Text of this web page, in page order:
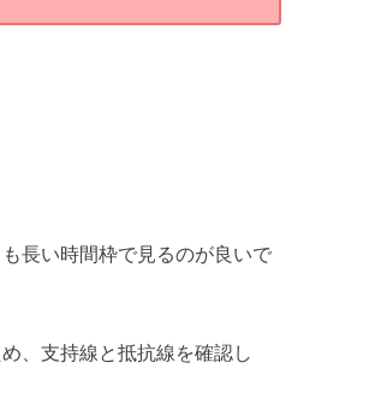
長い時間枠で見るのが良いで
、支持線と抵抗線を確認し